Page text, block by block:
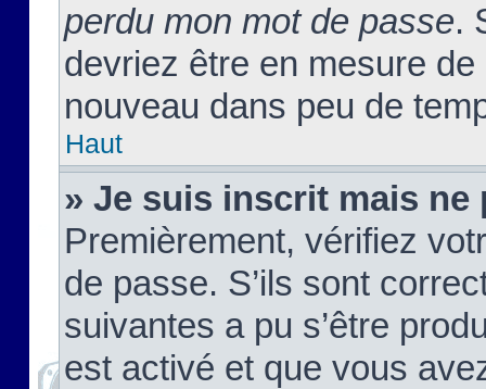
perdu mon mot de passe.
devriez être en mesure
nouveau dans peu de
Haut
» Je suis inscrit mais ne
Premièrement, vérifiez
de passe. S’ils sont
suivantes a pu s’être
est activé et que vous